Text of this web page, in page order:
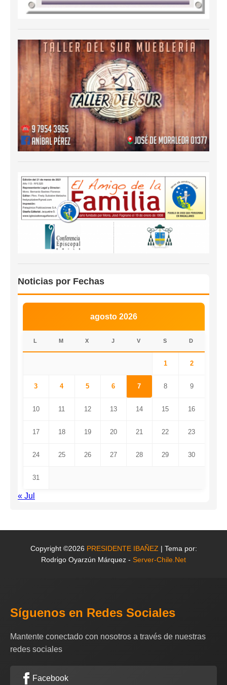
Noticias por Fechas
agosto 2026
L M X J V S D
1 2
3 4 5 6 7 8 9
10 11 12 13 14 15 16
17 18 19 20 21 22 23
24 25 26 27 28 29 30
31
« Jul
Copyright ©2026 PRESIDENTE IBAÑEZ | Tema por:
Rodrigo Oyarzún Márquez - Server-Chile.Net
Síguenos en Redes Sociales
Mantente conectado con nosotros a través de nuestras
redes sociales
Facebook